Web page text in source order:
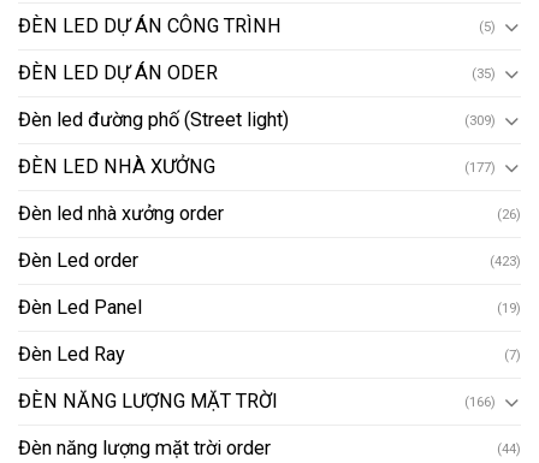
ĐÈN LED DỰ ÁN CÔNG TRÌNH (5)
ĐÈN LED DỰ ÁN ODER (35)
Đèn led đường phố (Street light) (309)
ĐÈN LED NHÀ XƯỞNG (177)
Đèn led nhà xưởng order (26)
Đèn Led order (423)
Đèn Led Panel (19)
Đèn Led Ray (7)
ĐÈN NĂNG LƯỢNG MẶT TRỜI (166)
Đèn năng lượng mặt trời order (44)